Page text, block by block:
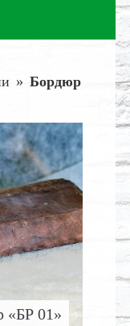
» Бордюр
«БР 01»